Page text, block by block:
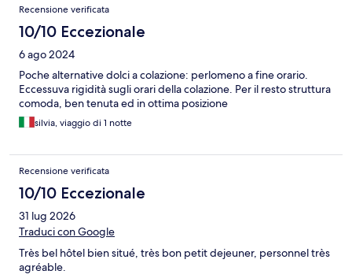
Recensione verificata
10/10 Eccezionale
6 ago 2024
Poche alternative dolci a colazione: perlomeno a fine orario.
Eccessuva rigidità sugli orari della colazione. Per il resto struttura
comoda, ben tenuta ed in ottima posizione
silvia, viaggio di 1 notte
Recensione verificata
10/10 Eccezionale
31 lug 2026
Traduci con Google
Très bel hôtel bien situé, très bon petit dejeuner, personnel très
agréable.